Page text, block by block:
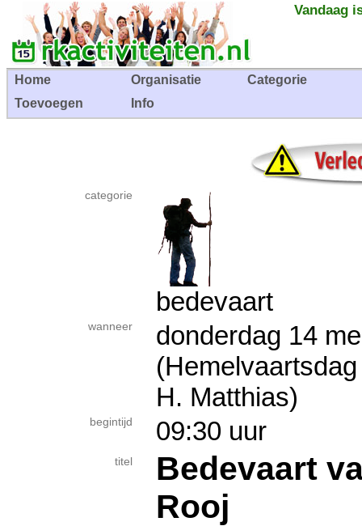
Vandaag
Home Organisatie
Categorie
Toevoegen
Info
categorie
bedevaart
wanneer
donderdag 14
H. Matthias)
begintijd 09:30 uur
titel
Bedevaart
Rooj